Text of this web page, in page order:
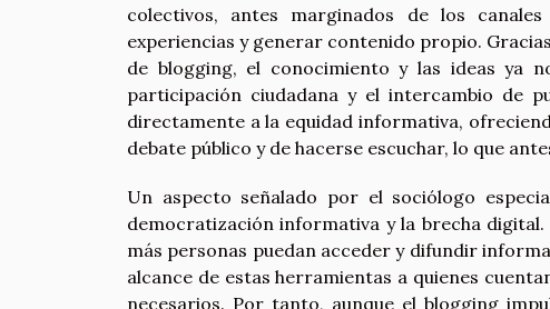
colectivos, antes marginados de los
experiencias y generar contenido propio.
de blogging, el conocimiento y las ideas ya
participación ciudadana y el intercambio de
directamente a la equidad informativa,
debate público y de hacerse escuchar, lo que
Un aspecto señalado por el sociólogo
democratización informativa y la brecha
más personas puedan acceder y difundir
alcance de estas herramientas a quienes
necesarios. Por tanto, aunque el blogging